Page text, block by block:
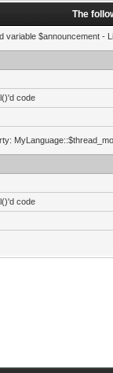
The
variable $announcement -
code
code